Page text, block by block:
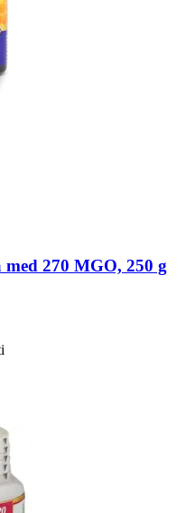
270 MGO, 250 g